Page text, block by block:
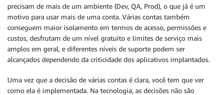
precisam de mais de um ambiente (Dev, QA, Prod), o que já é um
motivo para usar mais de uma conta. Várias contas também
conseguem maior isolamento em termos de acesso, permissões e
custos, desfrutam de um nível gratuito e limites de serviço mais
amplos em geral, e diferentes níveis de suporte podem ser
alcançados dependendo da criticidade dos aplicativos implantados.
Uma vez que a decisão de várias contas é clara, você tem que ver
como ela é implementada. Na tecnologia, as decisões não são